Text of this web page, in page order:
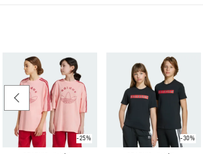
-30%
-25%
Price Reduced From
To